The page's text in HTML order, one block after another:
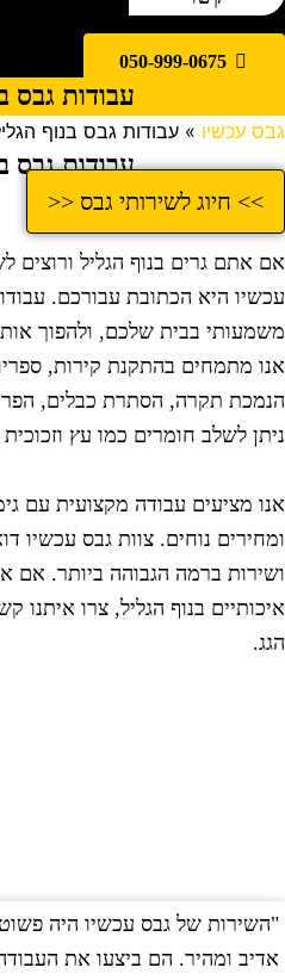
050-999-0675
עבודות גבס
עכשיו» עבודות גבס בנוף הגליל
עבודות גבס
>> חיוג לשירותי גבס <<
אתם גרים בנוף הגליל ורוצים
היא הכתובת עבורכם. עבודות
בבית שלכם, ולהפוך
מתמחים בהתקנת קירות,
תקרה, הסתרת כבלים, הפרדת
לשלב חומרים כמו עץ וזכוכית
מציעים עבודה מקצועית עם
נוחים. צוות גבס עכשיו
ברמה הגבוהה ביותר. אם
בנוף הגליל, צרו איתנו
"השירות של גבס עכשיו היה
אדיב ומהיר. הם ביצעו את העבודה